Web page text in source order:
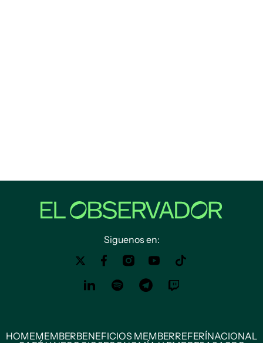
Siguenos en:
HOMEMEMBERBENEFICIOS MEMBERREFERÍNACIONAL